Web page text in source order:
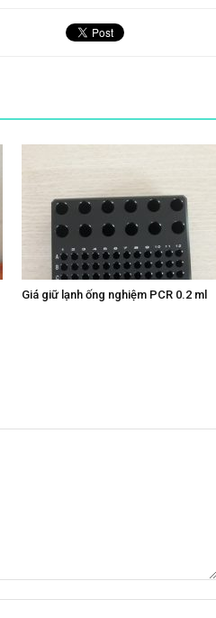
Giá giữ lạnh ống nghiệm PCR 0.2 ml